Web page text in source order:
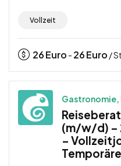
Vollzeit
26Euro - 26Euro /
(m/w/d) –
–